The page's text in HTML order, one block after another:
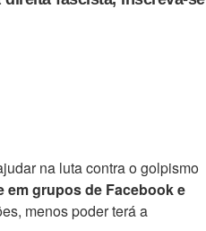
na luta contra o golpismo
em grupos de Facebook e
menos poder terá a